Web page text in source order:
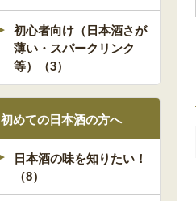
初心者向け（日本酒さが
薄い・スパークリンク
等）（3）
初めての日本酒の方へ
日本酒の味を知りたい！
（8）